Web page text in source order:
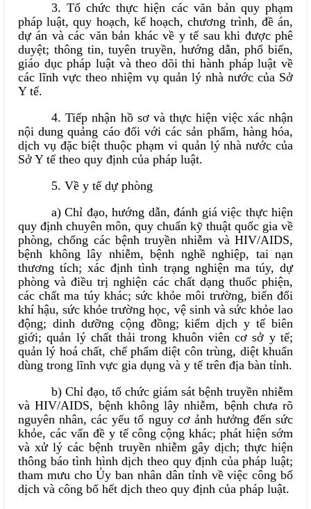
3. Tổ chức thực hiện các văn bản quy phạm
pháp luật, quy hoạch, kế hoạch, chương trình, đề án,
dự án và các văn bản khác về y tế sau khi được phê
duyệt; thông tin, tuyên truyền, hướng dẫn, phổ biến,
giáo dục pháp luật và theo dõi thi hành pháp luật về
các lĩnh vực theo nhiệm vụ quản lý nhà nước của Sở
Y tế.
4. Tiếp nhận hồ sơ và thực hiện việc xác nhận
nội dung quảng cáo đối với các sản phẩm, hàng hóa,
dịch vụ đặc biệt thuộc phạm vi quản lý nhà nước của
Sở Y tế theo quy định của pháp luật.
5. Về y tế dự phòng
a) Chỉ đạo, hướng dẫn, đánh giá việc thực hiện
quy định chuyên môn, quy chuẩn kỹ thuật quốc gia về
phòng, chống các bệnh truyền nhiễm và HIV/AIDS,
bệnh không lây nhiễm, bệnh nghề nghiệp, tai nạn
thương tích; xác định tình trạng nghiện ma túy, dự
phòng và điều trị nghiện các chất dạng thuốc phiện,
các chất ma túy khác; sức khỏe môi trường, biến đổi
khí hậu, sức khỏe trường học, vệ sinh và sức khỏe lao
động; dinh dưỡng cộng đồng; kiểm dịch y tế biên
giới; quản lý chất thải trong khuôn viên cơ sở y tế;
quản lý hoá chất, chế phẩm diệt côn trùng, diệt khuẩn
dùng trong lĩnh vực gia dụng và y tế trên địa bàn tỉnh.
b) Chỉ đạo, tổ chức giám sát bệnh truyền nhiễm
và HIV/AIDS, bệnh không lây nhiễm, bệnh chưa rõ
nguyên nhân, các yếu tố nguy cơ ảnh hưởng đến sức
khỏe, các vấn đề y tế công cộng khác; phát hiện sớm
và xử lý các bệnh truyền nhiễm gây dịch; thực hiện
thông báo tình hình dịch theo quy định của pháp luật;
tham mưu cho Ủy ban nhân dân tỉnh về việc công bố
dịch và công bố hết dịch theo quy định của pháp luật.